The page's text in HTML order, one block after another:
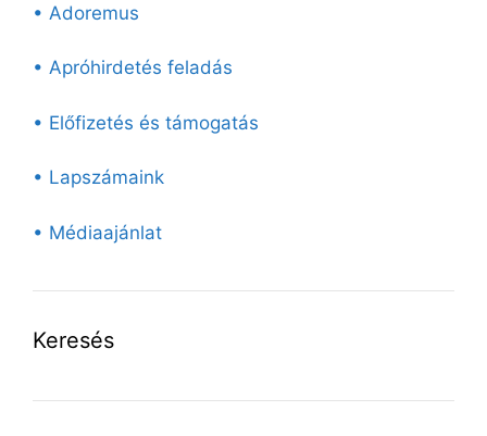
• Adoremus
• Apróhirdetés feladás
• Előfizetés és támogatás
• Lapszámaink
• Médiaajánlat
Keresés